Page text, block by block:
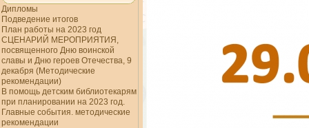
Дипломы
Подведение итогов
План работы на 2023 год
СЦЕНАРИЙ МЕРОПРИЯТИЯ,
посвященного Дню воинской
славы и Дню героев Отечества, 9
декабря (Методические
рекомендации)
В помощь детским библиотекарям
при планировании на 2023 год.
Главные события. методические
рекомендации